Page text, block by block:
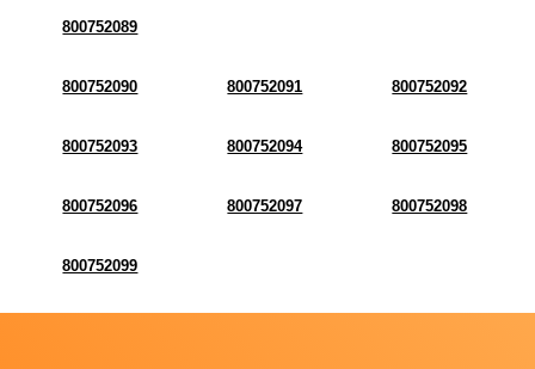
800752089
800752090 800752091 800752092
800752093 800752094 800752095
800752096 800752097 800752098
800752099